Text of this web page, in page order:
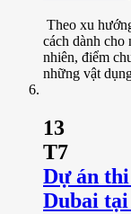
Theo xu
cách dành cho
nhiên, điểm
những vật
13
T7
Dự án thi
Dubai